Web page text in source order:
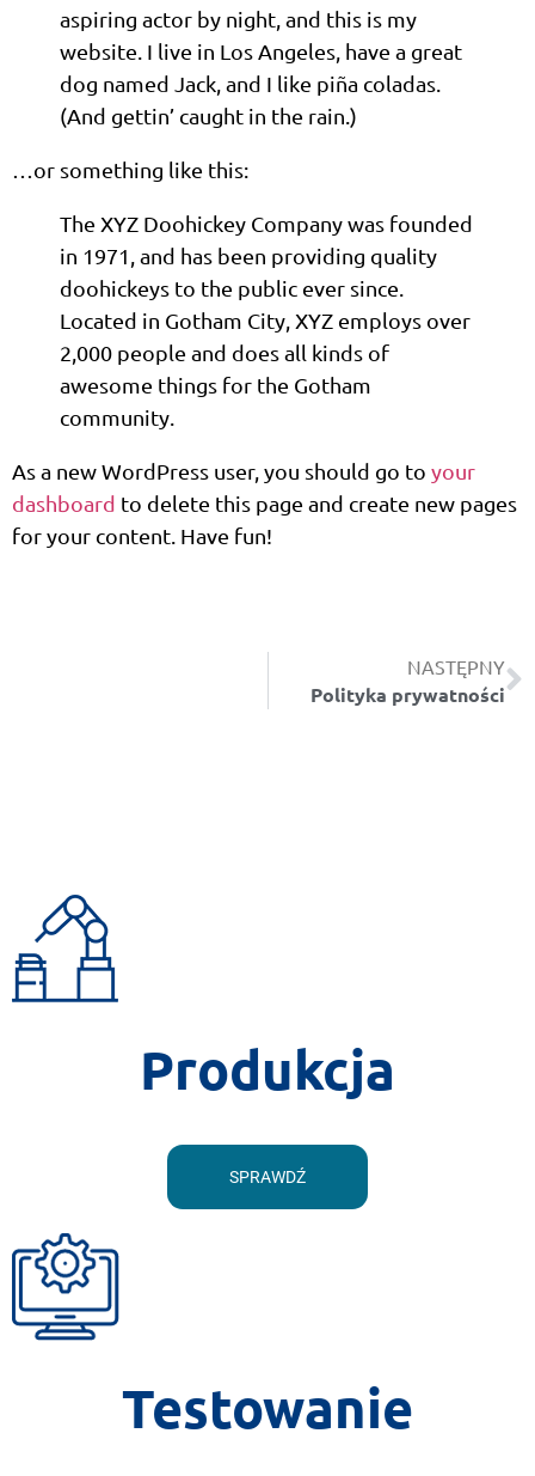
aspiring actor by night, and this is my
website. I live in Los Angeles, have a great
dog named Jack, and I like piña coladas.
(And gettin’ caught in the rain.)
…or something like this:
The XYZ Doohickey Company was founded
in 1971, and has been providing quality
doohickeys to the public ever since.
Located in Gotham City, XYZ employs over
2,000 people and does all kinds of
awesome things for the Gotham
community.
As a new WordPress user, you should go to your
dashboard to delete this page and create new pages
for your content. Have fun!
NASTĘPNY
Polityka prywatności
Produkcja
SPRAWDŹ
Testowanie